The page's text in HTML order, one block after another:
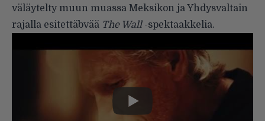
väläytelty muun muassa Meksikon ja Yhdysvaltain
rajalla esitettäbvää The Wall-spektaakkelia.